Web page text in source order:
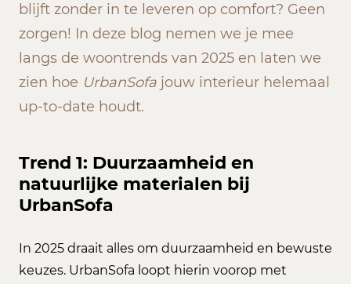
blijft zonder in te leveren op comfort? Geen
zorgen! In deze blog nemen we je mee
langs de woontrends van 2025 en laten we
zien hoe UrbanSofa jouw interieur helemaal
up-to-date houdt.
Trend 1: Duurzaamheid en
natuurlijke materialen bij
UrbanSofa
In 2025 draait alles om duurzaamheid en bewuste
keuzes. UrbanSofa loopt hierin voorop met